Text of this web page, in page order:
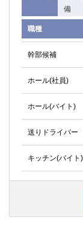
備
職種
幹部候補
ホール(社員)
ホール(バイト)
送りドライバー
キッチン(バイト)
下北沢・経堂
成増駅徒歩3
①歌舞伎
①銀座 ②新
蒲田(西口)
①東武練馬
金町
大泉学園
荻窪